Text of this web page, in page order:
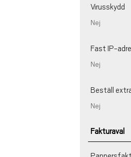
Virusskydd
Nej
Fast IP-
Nej
Beställ
Nej
Fakturaval